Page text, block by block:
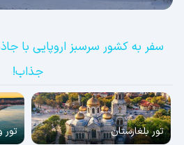
سفر به کشور سرسبز اروپایی با
جذاب!
تور بلغارستان تور